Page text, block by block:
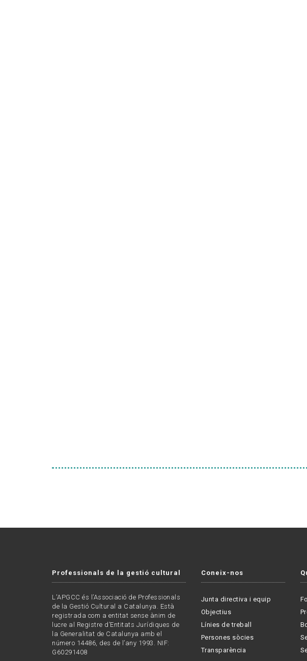
Professionals de la gestió cultural
L'APGCC és l’Associació de Professionals
de la Gestió Cultural a Catalunya. Està
registrada com a entitat sense ànim de
lucre al Registre d’Entitats Jurídiques de
la Generalitat de Catalunya amb el
número 14486, des de l’any 1993. NIF:
G60291408
Coneix-nos
Junta directiva i equip
Objectius
Línies de treball
Persones sòcies
Transparència